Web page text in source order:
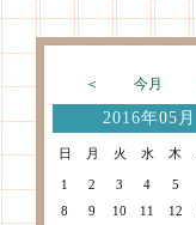
＜ 今月
2016年05月
日 月 火 水 木
1 2 3 4 5
8
9 10 11 12